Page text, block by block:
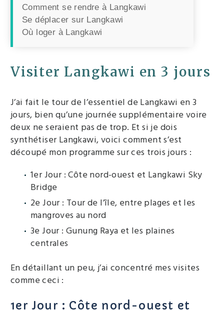
Comment se rendre à Langkawi
Se déplacer sur Langkawi
Où loger à Langkawi
Visiter Langkawi en 3 jours
J’ai fait le tour de l’essentiel de Langkawi en 3
jours, bien qu’une journée supplémentaire voire
deux ne seraient pas de trop. Et si je dois
synthétiser Langkawi, voici comment s’est
découpé mon programme sur ces trois jours :
1er Jour : Côte nord-ouest et Langkawi Sky
Bridge
2e Jour : Tour de l’île, entre plages et les
mangroves au nord
3e Jour : Gunung Raya et les plaines
centrales
En détaillant un peu, j’ai concentré mes visites
comme ceci :
1er Jour : Côte nord-ouest et